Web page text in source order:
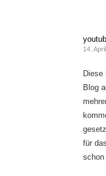
14.
Diese
Blog
für
schon